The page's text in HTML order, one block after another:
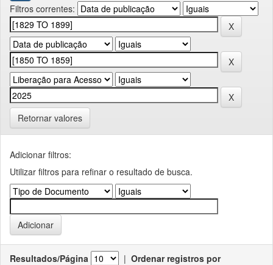
Filtros correntes:
Retornar valores
Adicionar filtros:
Utilizar filtros para refinar o resultado de busca.
Resultados/Página | Ordenar registros por